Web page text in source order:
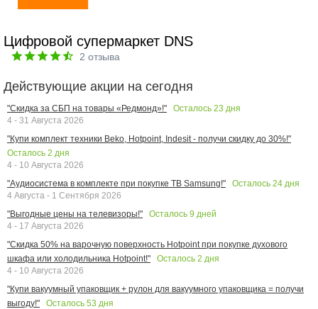
Цифровой супермаркет DNS
2 отзыва
Действующие акции на сегодня
"Скидка за СБП на товары «Редмонд»!" Осталось 23 дня
4 - 31 Августа 2026
"Купи комплект техники Beko, Hotpoint, Indesit - получи скидку до 30%!"
Осталось 2 дня
4 - 10 Августа 2026
"Аудиосистема в комплекте при покупке ТВ Samsung!"
Осталось 24 дня
4 Августа - 1 Сентября 2026
"Выгодные цены на телевизоры!"
Осталось 9 дней
4 - 17 Августа 2026
"Скидка 50% на варочную поверхность Hotpoint при покупке духового
шкафа или холодильника Hotpoint!"
Осталось 2 дня
4 - 10 Августа 2026
"Купи вакуумный упаковщик + рулон для вакуумного упаковщика = получи
выгоду!"
Осталось 53 дня